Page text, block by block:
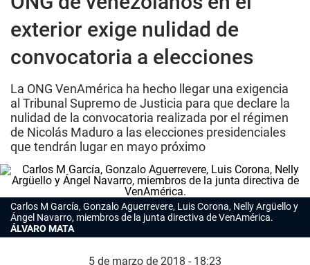
exterior exige nulidad de
convocatoria a elecciones
La ONG VenAmérica ha hecho llegar una exigencia
al Tribunal Supremo de Justicia para que declare la
nulidad de la convocatoria realizada por el régimen
de Nicolás Maduro a las elecciones presidenciales
que tendrán lugar en mayo próximo
Carlos M García, Gonzalo Aguerrevere, Luis Corona, Nelly Argüello y
Ángel Navarro, miembros de la junta directiva de VenAmérica.
ÁLVARO MATA
5 de marzo de 2018 - 18:23